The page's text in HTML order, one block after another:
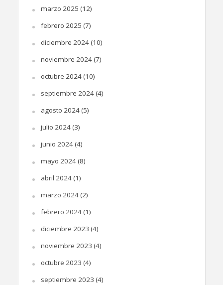
marzo 2025 (12)
febrero 2025 (7)
diciembre 2024(10)
noviembre 2024(7)
octubre 2024(10)
septiembre 2024(4)
agosto 2024(5)
julio 2024(3)
junio 2024(4)
mayo 2024(8)
abril 2024(1)
marzo 2024(2)
febrero 2024(1)
diciembre 2023 (4)
noviembre 2023 (4)
octubre 2023 (4)
septiembre 2023 (4)